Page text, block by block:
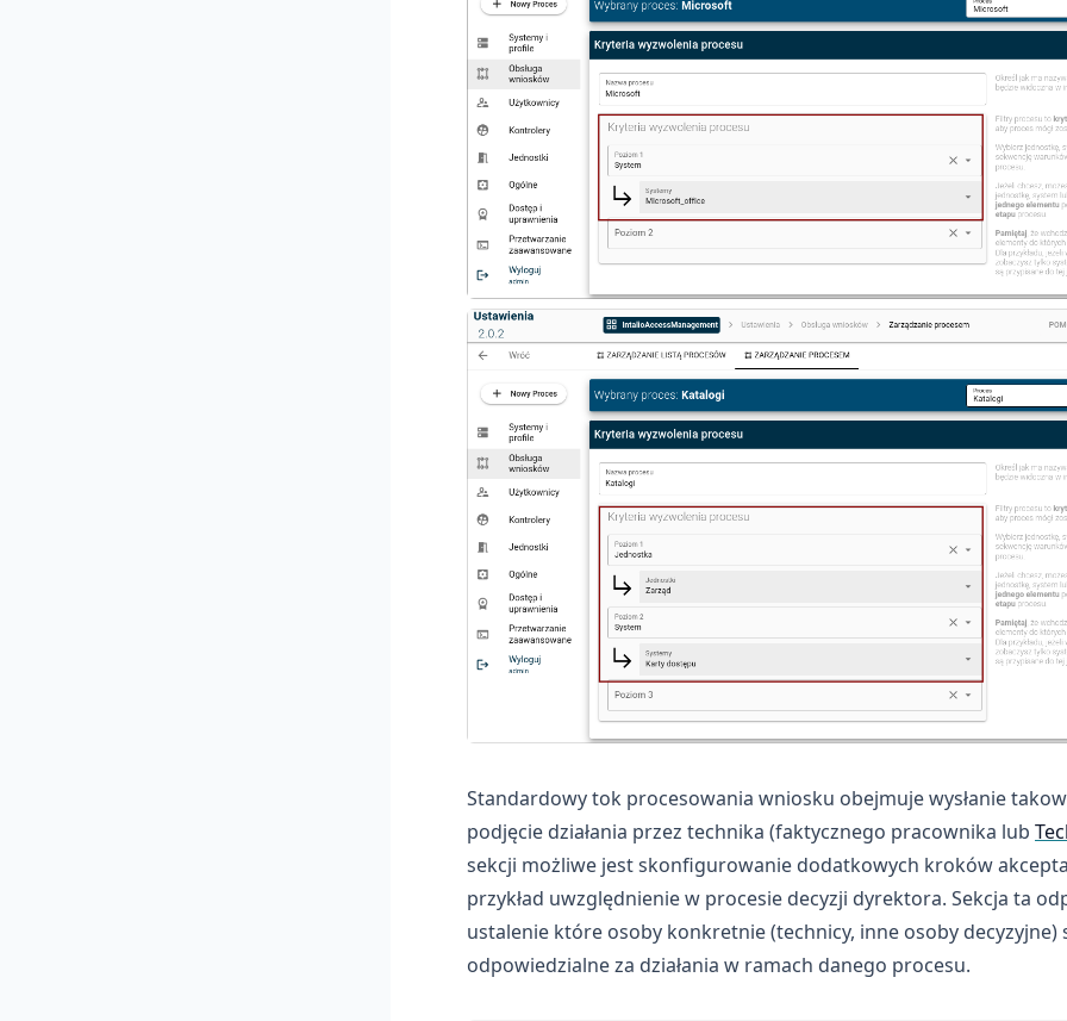
Standardowy tok procesowania wniosku obejmuje wysłanie
podjęcie działania przez technika (faktycznego pracownika lub
sekcji możliwe jest skonfigurowanie dodatkowych kroków
przykład uwzględnienie w procesie decyzji dyrektora. Sekcja ta
ustalenie które osoby konkretnie (technicy, inne osoby decyzyjne)
odpowiedzialne za działania w ramach danego procesu.